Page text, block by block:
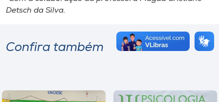
Detsch da Silva.
Confira também